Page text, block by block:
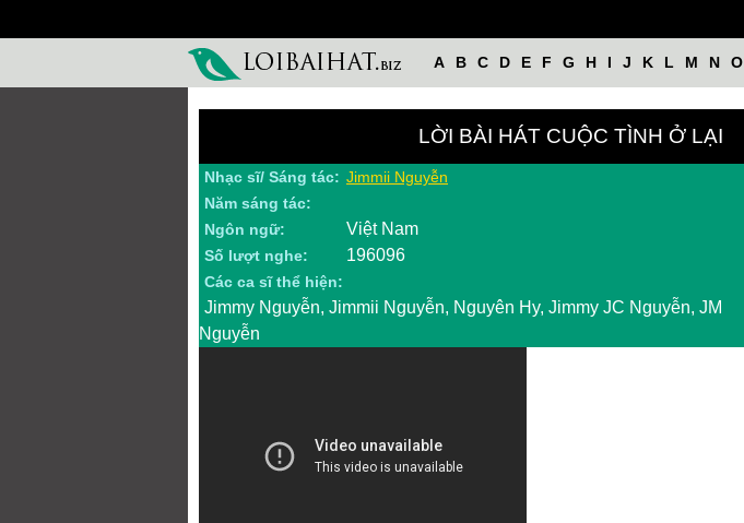
A B C D E F G H I J K L M N O
LỜI BÀI HÁT CUỘC TÌNH Ở LẠI
Nhạc sĩ/ Sáng tác: Jimmii Nguyễn
Năm sáng tác:
Ngôn ngữ:
Việt Nam
Số lượt nghe: 196096
Các ca sĩ thể hiện:
Jimmy Nguyễn, Jimmii Nguyễn, Nguyên Hy, Jimmy JC Nguyễn, JM
Nguyễn